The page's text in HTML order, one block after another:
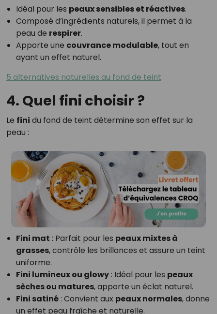
Idéal pour les peaux sensibles et réactives.
Composé d’ingrédients naturels, il permet à la
peau de respirer.
Apporte une couvrance modulable, tout en
ayant un effet naturel.
5 alternatives naturelles au fond de teint
4. Quel fini choisir ?
Le fini du fond de teint détermine son effet sur la
peau :
Fini mat : Parfait pour les peaux mixtes à
grasses, contrôle les brillances et assure un teint
uniforme.
Fini lumineux ou glowy: Idéal pour les peaux
sèches ou matures, apporte un éclat naturel.
Fini satiné: Convient aux peaux normales, donne
un effet peau fraîche et naturelle.